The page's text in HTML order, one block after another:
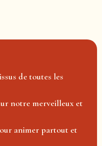
de toutes les
notre merveilleux et
animer partout et